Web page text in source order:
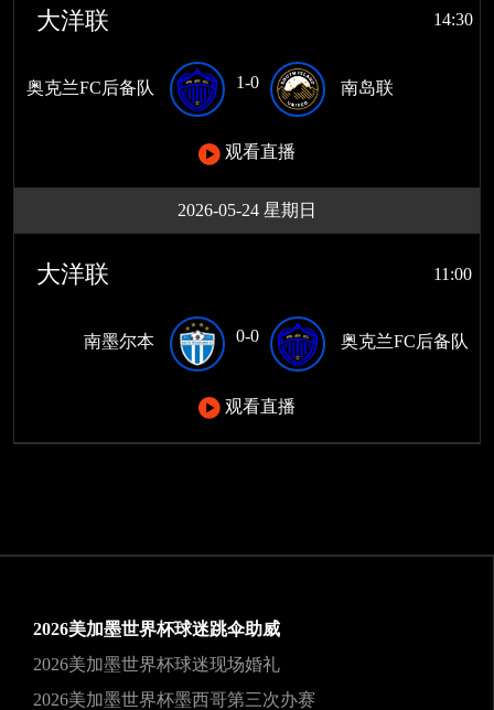
大洋联 14:30
奥克兰FC后备队 1-0 南岛联
观看直播
2026-05-24 星期日
大洋联 11:00
南墨尔本 0-0 奥克兰FC后备队
观看直播
2026美加墨世界杯球迷跳伞助威
2026美加墨世界杯球迷现场婚礼
2026美加墨世界杯墨西哥第三次办赛